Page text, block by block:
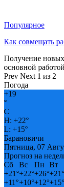
Популярное
Как совмещать
Получение
основной
Prev Next 1 из 2
Погода
+19
°
C
H: +22°
L: +15°
Барановичи
Пятница, 07
Прогноз на
Сб
Вс Пн Вт
+21°+22°+26°+21°
+11°+10°+12°+15°